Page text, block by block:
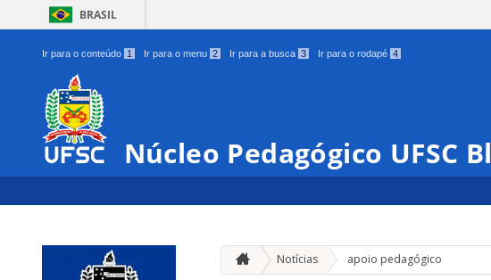
BRASIL
Ir para o conteúdo 1 Ir para o menu 2 Ir para a busca 3 Ir para o rodapé 4
Núcleo Pedagógico UFSC
Notícias apoio pedagógico